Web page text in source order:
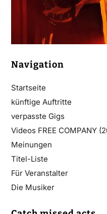
Navigation
Startseite
künftige Auftritte
verpasste Gigs
Videos FREE COMPANY
Meinungen
Titel-Liste
Für Veranstalter
Die Musiker